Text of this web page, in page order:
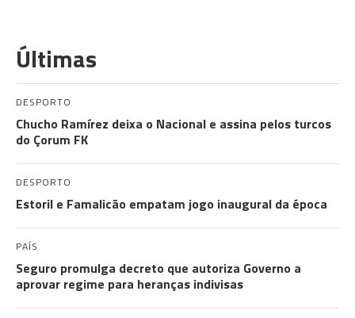
Últimas
DESPORTO
Chucho Ramírez deixa o Nacional e assina pelos turcos
do Çorum FK
DESPORTO
Estoril e Famalicão empatam jogo inaugural da época
PAÍS
Seguro promulga decreto que autoriza Governo a
aprovar regime para heranças indivisas